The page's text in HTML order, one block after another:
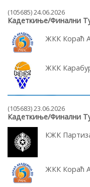
(105685) 24.06.2026
Кадеткиње/Финални
ЖКК Кораћ
ЖКК
(105683) 23.06.2026
Кадеткиње/Финални
КЖК
ЖКК Кораћ